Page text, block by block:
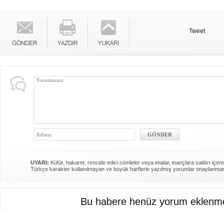
Tweet
UYARI: Küfür, hakaret, rencide edici cümleler veya imalar, inançlara saldırı
Türkçe karakter kullanılmayan ve büyük harflerle yazılmış yorumlar
Bu habere henüz yorum